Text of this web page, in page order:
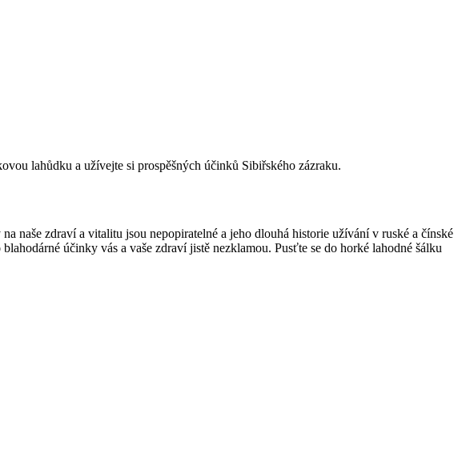
lahůdku a užívejte si prospěšných účinků Sibiřského zázraku.
naše zdraví a vitalitu jsou nepopiratelné a jeho dlouhá historie užívání v ruské a čínské
účinky vás a vaše zdraví jistě nezklamou. Pusťte se do horké lahodné šálku